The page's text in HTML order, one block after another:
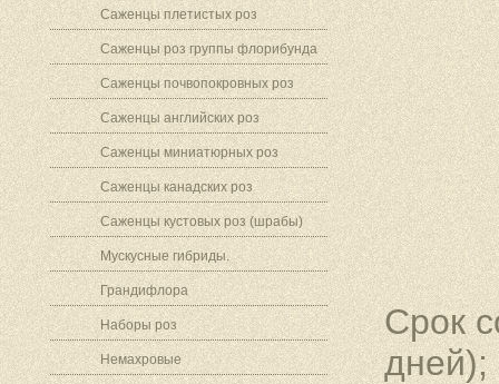
Саженцы плетистых роз
Саженцы роз группы флорибунда
Саженцы почвопокровных роз
Саженцы английских роз
Саженцы миниатюрных роз
Саженцы канадских роз
Саженцы кустовых роз (шрабы)
Мускусные гибриды.
Грандифлора
Наборы роз
Немахровые
Срок
дней);